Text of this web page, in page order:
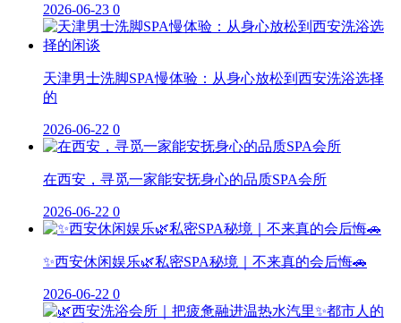
2026-06-23 0
天津男士洗脚SPA慢体验：从身心放松到西安洗浴选择
的
2026-06-22 0
在西安，寻觅一家能安抚身心的品质SPA会所
2026-06-22 0
✨西安休闲娱乐🌿私密SPA秘境｜不来真的会后悔🚗
2026-06-22 0